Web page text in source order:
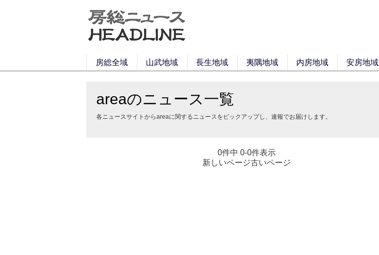
房総全域 山武地域 長生地域 夷隅地域 内房地域 安房地域
areaのニュース一覧
各ニュースサイトからareaに関するニュースをピックアップし、速報でお届けします。
0件中 0-0件表示
新しいページ古いページ